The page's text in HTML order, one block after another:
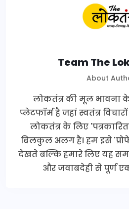
Team The
About
लोकतंत्र की मूल भावना
प्लेटफॉर्म है जहां स्वतंत्र
लोकतंत्र के लिए
बिलकुल अलग है। हम इसे
देखते बल्कि हमारे लिए यह
और जवाबदेही से पूर्ण